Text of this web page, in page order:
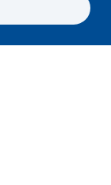
حریم شخصی
FA